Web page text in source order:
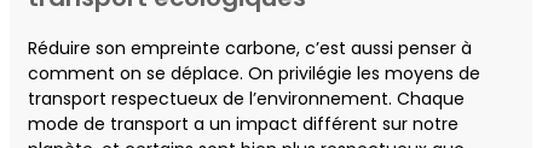
Réduire son empreinte carbone, c’est aussi penser à
comment on se déplace. On privilégie les moyens de
transport respectueux de l’environnement. Chaque
mode de transport a un impact différent sur notre